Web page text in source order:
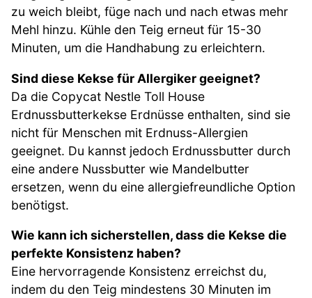
zu weich bleibt, füge nach und nach etwas mehr
Mehl hinzu. Kühle den Teig erneut für 15-30
Minuten, um die Handhabung zu erleichtern.
Sind diese Kekse für Allergiker geeignet?
Da die Copycat Nestle Toll House
Erdnussbutterkekse Erdnüsse enthalten, sind sie
nicht für Menschen mit Erdnuss-Allergien
geeignet. Du kannst jedoch Erdnussbutter durch
eine andere Nussbutter wie Mandelbutter
ersetzen, wenn du eine allergiefreundliche Option
benötigst.
Wie kann ich sicherstellen, dass die Kekse die
perfekte Konsistenz haben?
Eine hervorragende Konsistenz erreichst du,
indem du den Teig mindestens 30 Minuten im